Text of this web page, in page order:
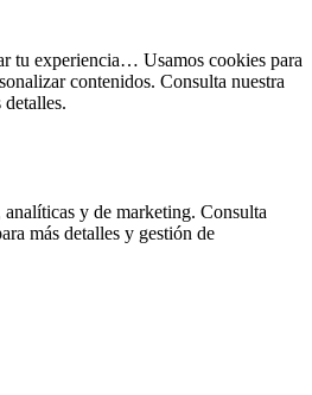
tu experiencia… Usamos cookies para
contenidos. Consulta nuestra
detalles.
y de marketing. Consulta
más detalles y gestión de